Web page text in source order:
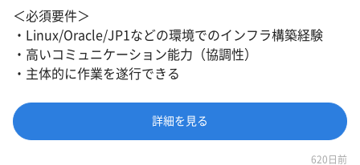
＜必須要件＞
・Linux/Oracle/JP1などの環境でのインフラ構築経験
・高いコミュニケーション能力（協調性）
・主体的に作業を遂行できる
詳細を見る
620日前